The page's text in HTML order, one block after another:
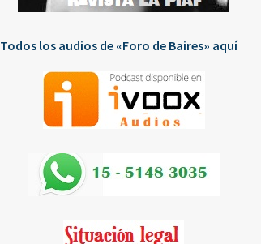
Todos los audios de «Foro de Baires» aquí